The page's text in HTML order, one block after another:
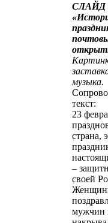
СЛАЙД
музыка.
текст:
23
страна,
–
своей
мужчин